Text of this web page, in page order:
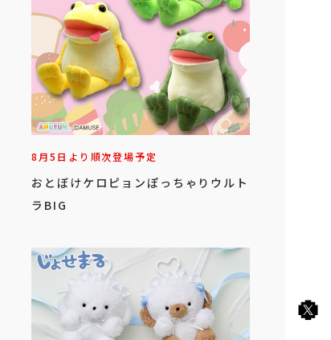
8月5日より順次登場予定
おとぼけケロピョンぽっちゃりウルト
ラBIG